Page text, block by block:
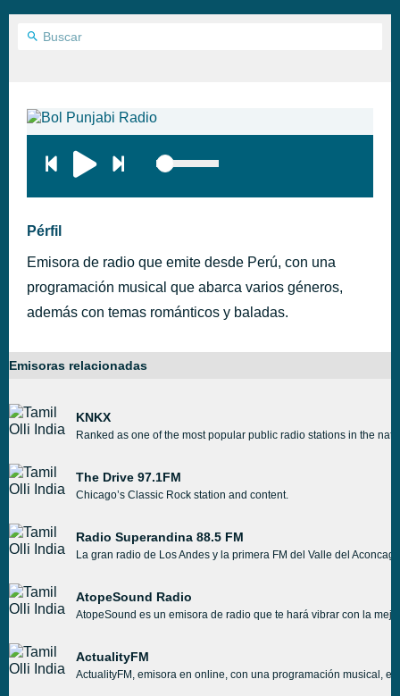
Pérfil
Emisora de radio que emite desde Perú, con una
programación musical que abarca varios géneros,
además con temas románticos y baladas.
Emisoras relacionadas
KNKX
Ranked as one of the most popular public radio stations in the
The Drive 97.1FM
Chicago’s Classic Rock station and content.
Radio Superandina 88.5 FM
La gran radio de Los Andes y la primera FM del Valle del
AtopeSound Radio
AtopeSound es un emisora de radio que te hará vibrar con la
ActualityFM
ActualityFM, emisora en online, con una programación musical,